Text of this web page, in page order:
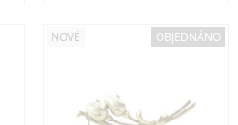
NOVÉ OBJEDNÁNO